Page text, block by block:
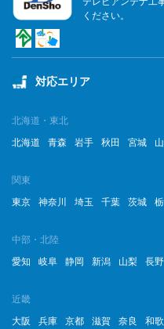
ください。
対応エリア
北海道・東北
北海道
青森 岩手 秋田 宮城
関東
東京
神奈川 埼玉 千葉 茨城
中部・北陸
愛知
岐阜 静岡 新潟 山梨 長野
近畿
大阪
兵庫 京都 滋賀 奈良 和